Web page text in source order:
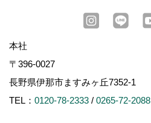
本社
〒396-0027
長野県伊那市ますみヶ丘7352-1
TEL： 0120-78-2333 / 0265-72-2088